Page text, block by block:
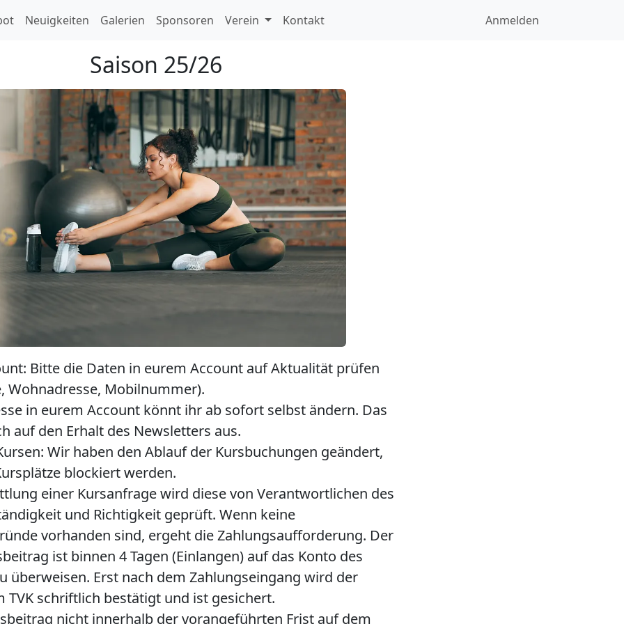
Neuigkeiten Galerien Sponsoren Verein Kontakt Anmelden
Saison 25/26
: Bitte die Daten in eurem Account auf Aktualität prüfen
Wohnadresse, Mobilnummer).
in eurem Account könnt ihr ab sofort selbst ändern. Das
auf den Erhalt des Newsletters aus.
: Wir haben den Ablauf der Kursbuchungen geändert,
blockiert werden.
einer Kursanfrage wird diese von Verantwortlichen des
und Richtigkeit geprüft. Wenn keine
vorhanden sind, ergeht die Zahlungsaufforderung. Der
ist binnen 4 Tagen (Einlangen) auf das Konto des
überweisen. Erst nach dem Zahlungseingang wird der
TVK schriftlich bestätigt und ist gesichert.
nicht innerhalb der vorangeführten Frist auf dem